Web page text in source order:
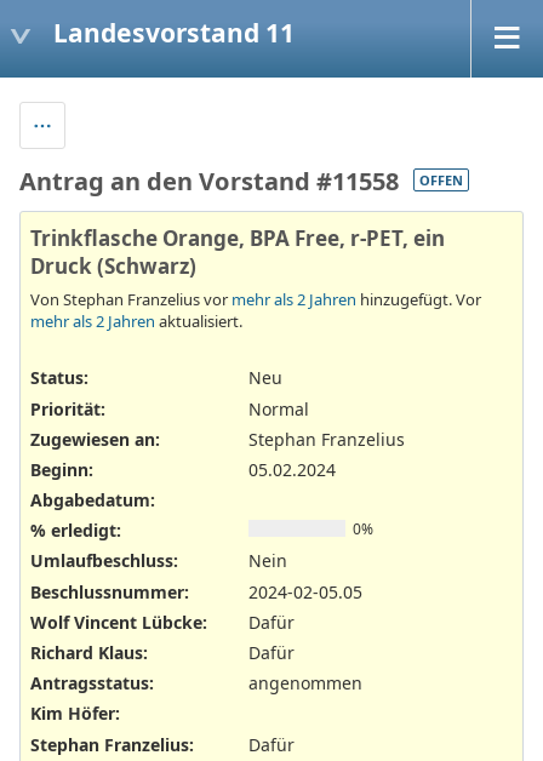
Landesvorstand 11
Antrag an den Vorstand #11558 OFFEN
Trinkflasche Orange, BPA Free, r-PET, ein
Druck (Schwarz)
Von Stephan Franzelius vor mehr als 2 Jahren hinzugefügt. Vor
mehr als 2 Jahren aktualisiert.
Status:
Neu
Priorität:
Normal
Zugewiesen an:
Stephan Franzelius
Beginn:
05.02.2024
Abgabedatum:
% erledigt:
0%
Umlaufbeschluss:
Nein
Beschlussnummer:
2024-02-05.05
Wolf Vincent Lübcke:
Dafür
Richard Klaus:
Dafür
Antragsstatus:
angenommen
Kim Höfer:
Stephan Franzelius:
Dafür